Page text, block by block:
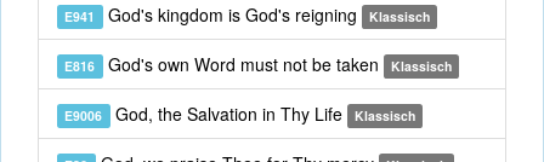
E941 God's kingdom is God's reigning Klassisch
E816 God's own Word must not be taken Klassisch
E9006 God, the Salvation in Thy Life Klassisch